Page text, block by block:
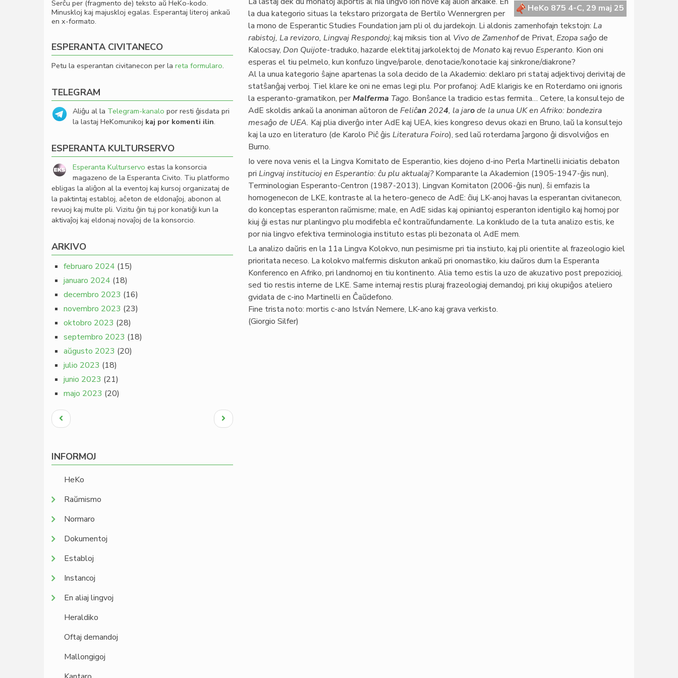
HeKo 875 4-C, 29 maj 25
la dua kategorio situas la tekstaro prizorgata de Bertilo Wennergren per
la mono de Esperantic Studies Foundation jam pli ol du jardekojn. Li aldonis zamenhofajn tekstojn: La
rabistoj, La revizoro, Lingvaj Respondoj; kaj miksis tion al Vivo de Zamenhofde Privat, Ezopa saĝode
Kalocsay, Don Quijote-traduko, hazarde elektitaj jarkolektoj de Monatokaj revuo Esperanto. Kion oni
esperas el tiu pelmelo, kun konfuzo lingve/parole, denotacie/konotacie kaj sinkrone/diakrone?
Al la unua kategorio ŝajne apartenas la sola decido de la Akademio: deklaro pri stataj adjektivoj derivitaj de
statŝanĝaj verboj. Tiel klare ke oni ne emas legi plu. Por profanoj: AdE klarigis ke en Roterdamo oni ignoris
la esperanto-gramatikon, perMalferma Tago. Bonŝance la tradicio estas fermita… Cetere, la konsultejo de
AdE skoldis ankaŭ la anoniman aŭtoron de Feliĉan 2024, la jarode la unua UK en Afriko: bondezira
mesaĝo de UEA. Kaj plia diverĝo inter AdE kaj UEA, kies kongreso devus okazi en Bruno, laŭ la konsultejo
kaj la uzo en literaturo (de Karolo Piĉ ĝis Literatura Foiro), sed laŭ roterdama ĵargono ĝi disvolviĝos en
Burno.
Io vere nova venis el la Lingva Komitato de Esperantio, kies dojeno d-ino Perla Martinelli iniciatis debaton
pri Lingvaj institucioj en Esperantio: ĉu plu aktualaj?Komparante la Akademion (1905-1947-ĝis nun),
Terminologian Esperanto-Centron (1987-2013), Lingvan Komitaton (2006-ĝis nun), ŝi emfazis la
homogenecon de LKE, kontraste al la hetero-geneco de AdE: ĉiuj LK-anoj havas la esperantan civitanecon,
do konceptas esperanton raŭmisme; male, en AdE sidas kaj opiniantoj esperanton identigilo kaj homoj por
kiuj ĝi estas nur planlingvo plu modifebla eĉ kontraŭfundamente. La konkludo de la tuta analizo estis, ke
por nia lingvo efektiva terminologia instituto estas pli bezonata ol AdE mem.
La analizo daŭris en la 11a Lingva Kolokvo, nun pesimisme pri tia instiuto, kaj pli orientite al frazeologio kiel
prioritata neceso. La kolokvo malfermis diskuton ankaŭ pri onomastiko, kiu daŭros dum la Esperanta
Konferenco en Afriko, pri landnomoj en tiu kontinento. Alia temo estis la uzo de akuzativo post prepozicioj,
sed tio restis interne de LKE. Same internaj restis pluraj frazeologiaj demandoj, pri kiuj okupiĝos ateliero
gvidata de c-ino Martinelli en Ĉaŭdefono.
Fine trista noto: mortis c-ano István Nemere, LK-ano kaj grava verkisto.
(Giorgio Silfer)
Serĉu per (fragmento de) teksto aŭ HeKo-kodo.
Minuskloj kaj majuskloj egalas. Esperantaj literoj ankaŭ
en x-formato.
ESPERANTA CIVITANECO
Petu la esperantan civitanecon per la reta formularo.
TELEGRAM
Aliĝu al la Telegram-kanalo por resti ĝisdata pri
la lastaj HeKomunikoj kaj por komenti ilin.
ESPERANTA KULTURSERVO
Esperanta Kulturservo estas la konsorcia
magazeno de la Esperanta Civito. Tiu platformo
ebligas la aliĝon al la eventoj kaj kursoj organizataj de
la paktintaj establoj, aĉeton de eldonaĵoj, abonon al
revuoj kaj multe pli. Vizitu ĝin tuj por konatiĝi kun la
aktivaĵoj kaj eldonaj novaĵoj de la konsorcio.
ARKIVO
februaro 2024 (15)
januaro 2024 (18)
decembro 2023 (16)
novembro 2023 (23)
oktobro 2023 (28)
septembro 2023 (18)
aŭgusto 2023 (20)
julio 2023 (18)
junio 2023 (21)
majo 2023 (20)
Pagination
Antaŭa
paĝo
Next
page
INFORMOJ
HeKo
Raŭmismo
Normaro
Dokumentoj
Establoj
Instancoj
En aliaj lingvoj
Heraldiko
Oftaj demandoj
Mallongigoj